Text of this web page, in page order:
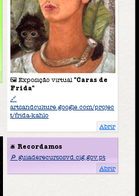
🖼 Exposição virtual"Caras de
Frida"
🔗
artsandculture.google.com/projec
t/frida-kahlo
Abrir
🛎 Recordamos
🔎 guiaderecursosvd.cig.gov.pt
Abrir